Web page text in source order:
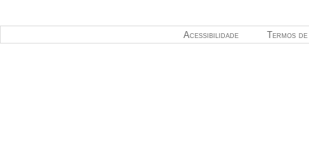
Termos
Acessibilidade